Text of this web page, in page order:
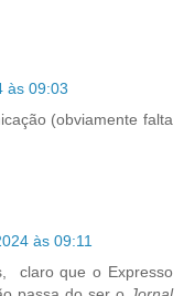
às 09:03
(obviamente falta
às 09:11
claro que o Expresso